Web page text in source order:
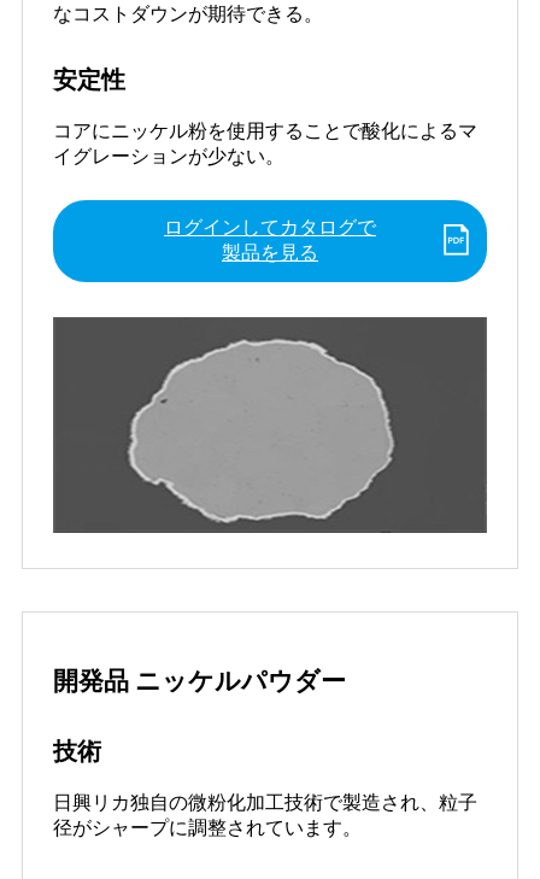
なコストダウンが期待できる。
安定性
コアにニッケル粉を使用することで酸化によるマ
イグレーションが少ない。
ログインしてカタログで
製品を見る
開発品 ニッケルパウダー
技術
日興リカ独自の微粉化加工技術で製造され、粒子
径がシャープに調整されています。